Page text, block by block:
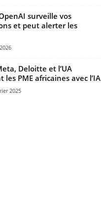
surveille vos
et peut alerter les
Deloitte et l’UA
les PME africaines avec l’IA
2025